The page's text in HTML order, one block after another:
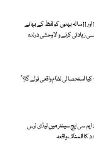
خالہ کے گھر جانے والی14 اور 11سالہ بہنوں کو لفظ کے بہانے
زیادتی کرنے والا وحشی درندہ
سی ایچ سینٹر میں لیڈی نرس
کا المناک واقعہ